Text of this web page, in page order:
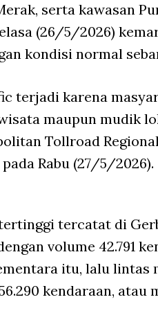
serta kawasan
(26/5/2026)
kondisi normal
terjadi karena
maupun mudik
Tollroad
Rabu (27/5/2026).
tercatat di
volume 42.791
itu, lalu lintas
kendaraan, atau